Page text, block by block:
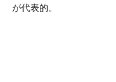
が代表的。